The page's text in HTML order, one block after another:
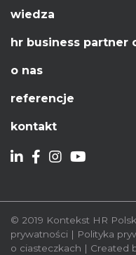
wiedza
hr business partner
o nas
referencje
kontakt
© 2019 Kontekst HR
prywatności | Polityka
o ciasteczkach | Created